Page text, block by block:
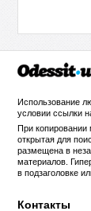
Использование
условии ссылки
При копировании
открытая для
размещена в
материалов.
в подзаголовке
Контакты